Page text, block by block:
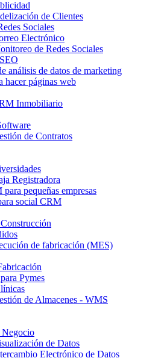
de Clientes
Sociales
Electrónico
de Redes Sociales
análisis de datos de marketing
hacer páginas web
Inmobiliario
de Contratos
Registradora
pequeñas empresas
social CRM
de fabricación (MES)
Pymes
de Almacenes - WMS
Negocio
de Datos
Electrónico de Datos